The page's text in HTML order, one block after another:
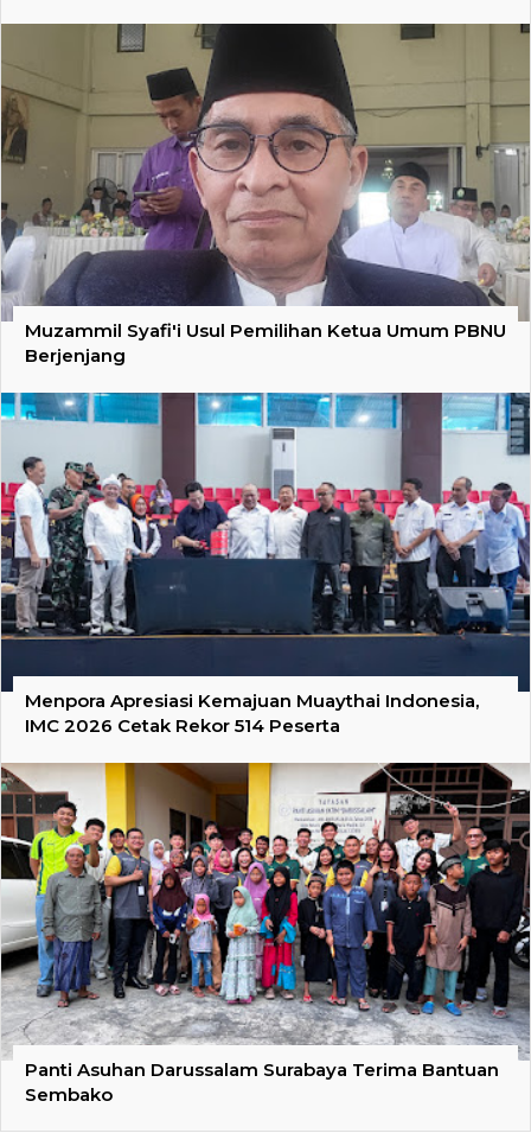
Muzammil Syafi'i Usul Pemilihan Ketua Umum PBNU
Berjenjang
Menpora Apresiasi Kemajuan Muaythai Indonesia,
IMC 2026 Cetak Rekor 514 Peserta
Panti Asuhan Darussalam Surabaya Terima Bantuan
Sembako